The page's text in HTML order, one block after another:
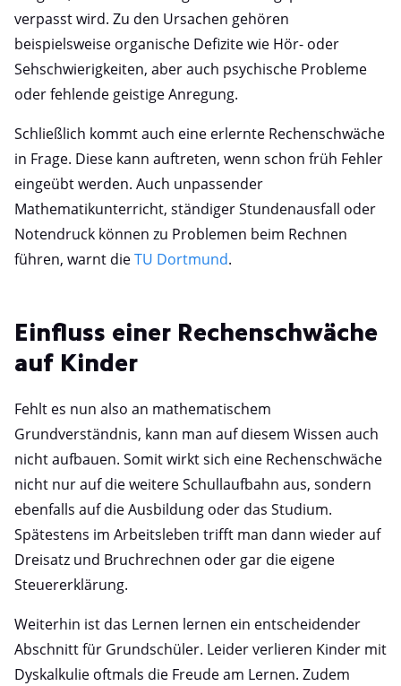
verpasst wird. Zu den Ursachen gehören
beispielsweise organische Defizite wie Hör- oder
Sehschwierigkeiten, aber auch psychische Probleme
oder fehlende geistige Anregung.
Schließlich kommt auch eine erlernte Rechenschwäche
in Frage. Diese kann auftreten, wenn schon früh Fehler
eingeübt werden. Auch unpassender
Mathematikunterricht, ständiger Stundenausfall oder
Notendruck können zu Problemen beim Rechnen
führen, warnt dieTU Dortmund.
Einfluss einer Rechenschwäche
auf Kinder
Fehlt es nun also an mathematischem
Grundverständnis, kann man auf diesem Wissen auch
nicht aufbauen. Somit wirkt sich eine Rechenschwäche
nicht nur auf die weitere Schullaufbahn aus, sondern
ebenfalls auf die Ausbildung oder das Studium.
Spätestens im Arbeitsleben trifft man dann wieder auf
Dreisatz und Bruchrechnen oder gar die eigene
Steuererklärung.
Weiterhin ist das Lernen lernen ein entscheidender
Abschnitt für Grundschüler. Leider verlieren Kinder mit
Dyskalkulie oftmals die Freude am Lernen. Zudem